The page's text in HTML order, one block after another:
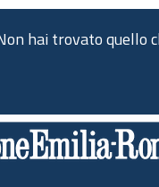
hai trovato quello